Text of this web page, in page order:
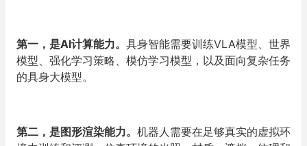
第一，是AI计算能力。 具身智能需要训练VLA模型、世界
模型、强化学习策略、模仿学习模型，以及面向复杂任务
的具身大模型。
第二，是图形渲染能力。 机器人需要在足够真实的虚拟环